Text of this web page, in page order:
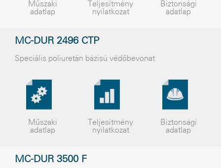
Műszaki
adatlap
Teljesítmény
nyilatkozat
Biztonsági
adatlap
MC-DUR 2496 CTP
Speciális poliuretán bázisú védõbevonat
Műszaki
adatlap
Teljesítmény
nyilatkozat
Biztonsági
adatlap
MC-DUR 3500 F